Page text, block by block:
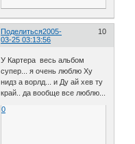
Поделиться 10
2005-
03-25 03:13:56
У Картера весь альбом
супер... я очень люблю Ху
нидз а ворлд... и Ду ай хев ту
край.. да вообще все люблю...
0